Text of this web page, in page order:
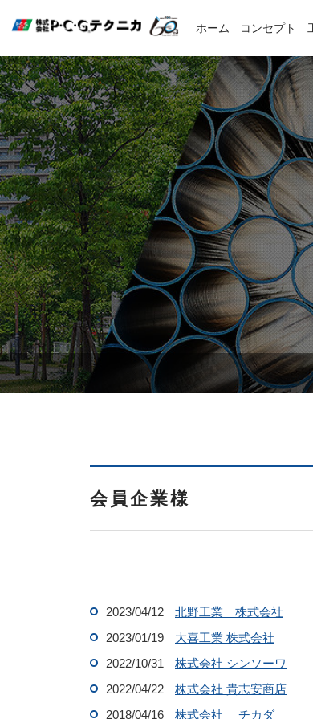
ホーム コンセプト
会員企業様
2023/04/12
北野工業 株式会社
2023/01/19
大喜工業 株式会社
2022/10/31
株式会社 シンソーワ
2022/04/22
株式会社 貴志安商店
2018/04/16
株式会社 チカダ